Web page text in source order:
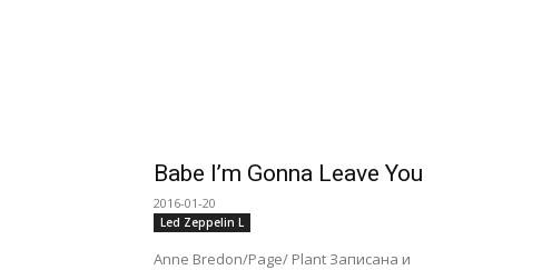
Babe I’m Gonna Leave You
2016-01-20
Led Zeppelin L
Anne Bredon/Page/ Plant Записана и